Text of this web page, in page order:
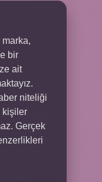
bir
ait
niteliği
kişiler
Gerçek